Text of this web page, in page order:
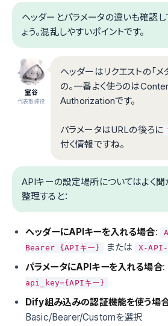
ヘッダーとパラメータの違いも確認し
ょう。混乱しやすいポイントです。
室谷
代表取締役
ヘッダーはリクエストの「メ
の。一番よく使うのは
Authorizationです。
パラメータはURLの後ろに
付く情報ですね。
APIキーの設定場所についてはよく聞
整理すると：
ヘッダーにAPIキーを入れる場合:
Bearer {APIキー}
または X-
パラメータにAPIキーを入れる場合:
api_key={APIキー}
Dify組み込みの認証機能を使う場
Basic/Bearer/Customを選択